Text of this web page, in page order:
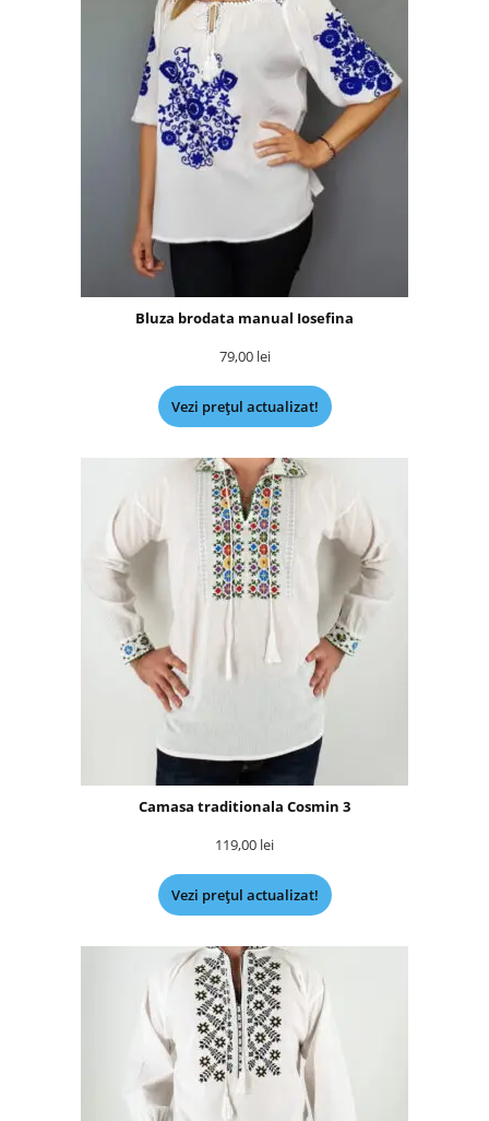
Bluza brodata manual Iosefina
79,00 lei
Vezi prețul actualizat!
Camasa traditionala Cosmin 3
119,00 lei
Vezi prețul actualizat!